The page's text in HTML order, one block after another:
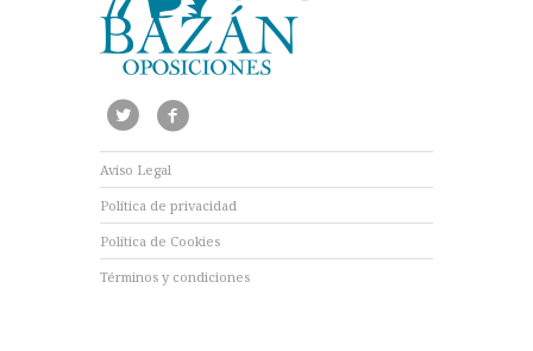
Aviso Legal
Política de privacidad
Política de Cookies
Términos y condiciones